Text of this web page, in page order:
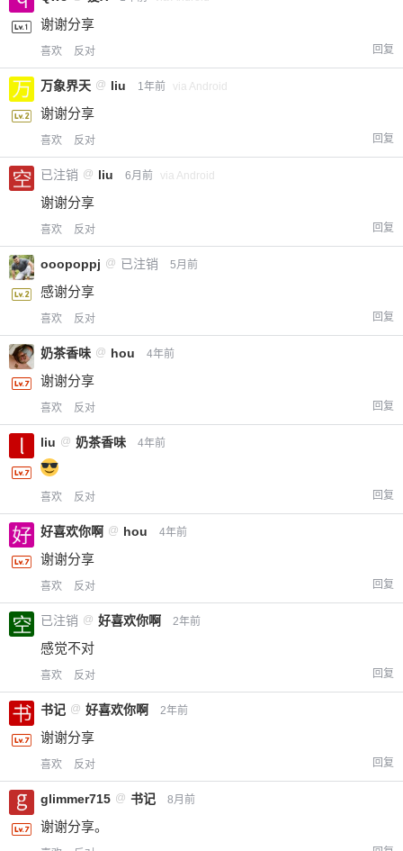
谢谢分享
喜欢 反对 回复
万象界天 @ liu 1年前 via Android
谢谢分享
喜欢 反对 回复
已注销 @ liu 6月前 via Android
谢谢分享
喜欢 反对 回复
ooopoppj @ 已注销 5月前
感谢分享
喜欢 反对 回复
奶茶香味 @ hou 4年前
谢谢分享
喜欢 反对 回复
liu @ 奶茶香味 4年前
喜欢 反对 回复
好喜欢你啊 @ hou 4年前
谢谢分享
喜欢 反对 回复
已注销 @ 好喜欢你啊 2年前
感觉不对
喜欢 反对 回复
书记 @ 好喜欢你啊 2年前
谢谢分享
喜欢 反对 回复
glimmer715 @ 书记 8月前
谢谢分享。